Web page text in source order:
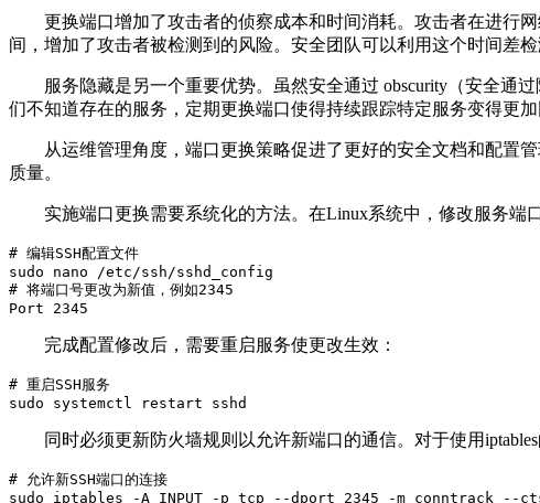
更换端口增加了攻击者的侦察成本和时间消耗。攻击者在进行
间，增加了攻击者被检测到的风险。安全团队可以利用这个时间差检
服务隐藏是另一个重要优势。虽然安全通过 obscurity （安全通
们不知道存在的服务，定期更换端口使得持续跟踪特定服务变得更加
从运维管理角度，端口更换策略促进了更好的安全文档和配置
质量。
实施端口更换需要系统化的方法。在Linux系统中，修改服务端
# 编辑SSH配置文件
sudo nano /etc/ssh/sshd_config
# 将端口号更改为新值，例如2345
Port 2345
完成配置修改后，需要重启服务使更改生效：
# 重启SSH服务
sudo systemctl restart sshd
同时必须更新防火墙规则以允许新端口的通信。对于使用iptables
# 允许新SSH端口的连接
sudo iptables -A INPUT -p tcp --dport 2345 -m conntrack --